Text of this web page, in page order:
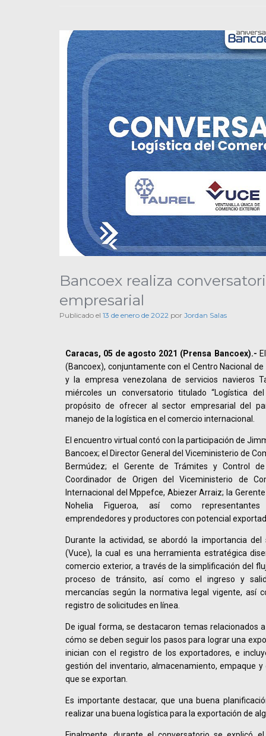
Bancoex realiza
empresarial
Publicado el 13 de enero de 2022 por Jordan Salas
Caracas, 05 de agosto 2021 (Prensa Bancoex).-
(Bancoex), conjuntamente con el Centro Nacional
y la empresa venezolana de servicios navieros
miércoles un conversatorio titulado “Logística
propósito de ofrecer al sector empresarial del
manejo de la logística en el comercio internacional.
El encuentro virtual contó con la participación de
Bancoex; el Director General del Viceministerio de
Bermúdez; el Gerente de Trámites y Control
Coordinador de Origen del Viceministerio de
Internacional del Mppefce, Abiezer Arraiz; la
Nohelia Figueroa, así como
emprendedores y productores con potencial
Durante la actividad, se abordó la importancia del
(Vuce), la cual es una herramienta estratégica
comercio exterior, a través de la simplificación del
proceso de tránsito, así como el ingreso y
mercancías según la normativa legal vigente, así
registro de solicitudes en línea.
De igual forma, se destacaron temas relacionados
cómo se deben seguir los pasos para lograr una
inician con el registro de los exportadores, e
gestión del inventario, almacenamiento, empaque
que se exportan.
Es importante destacar, que una buena
realizar una buena logística para la exportación de